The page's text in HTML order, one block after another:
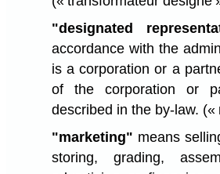
"designated
accordance with the
is a corporation or a
of the corporation or
described in the by-law. («
"marketing" means
storing, grading,